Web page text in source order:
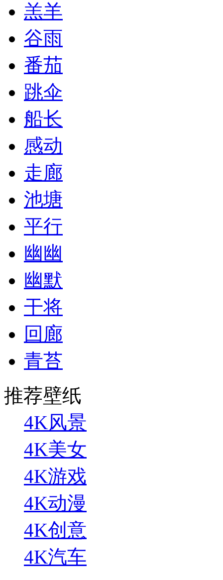
羔羊
谷雨
番茄
跳伞
船长
感动
走廊
池塘
平行
幽幽
幽默
干将
回廊
青苔
推荐壁纸
4K风景
4K美女
4K游戏
4K动漫
4K创意
4K汽车